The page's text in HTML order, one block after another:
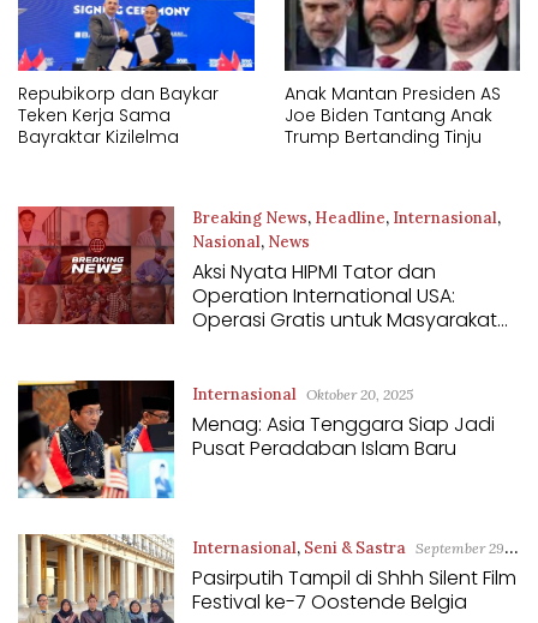
Repubikorp dan Baykar
Teken Kerja Sama
Bayraktar Kizilelma
Anak Mantan Presiden AS
Joe Biden Tantang Anak
Trump Bertanding Tinju
Breaking News, Headline, Internasional,
Nasional, News
Oktober 28, 2025
Aksi Nyata HIPMI Tator dan
Operation International USA:
Operasi Gratis untuk Masyarakat
Internasional Oktober 20, 2025
Menag: Asia Tenggara Siap Jadi
Pusat Peradaban Islam Baru
Internasional, Seni & Sastra September 29,
2025
Pasirputih Tampil di Shhh Silent Film
Festival ke-7 Oostende Belgia